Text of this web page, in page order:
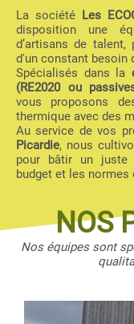
La société Les
disposition une
d’artisans de
d'un constant besoin
Spécialisés dans la
(RE2020 ou
vous proposons
thermique avec des
Au service de vos
Picardie, nous
pour bâtir un juste
budget et les normes
NOS
Nos équipes sont